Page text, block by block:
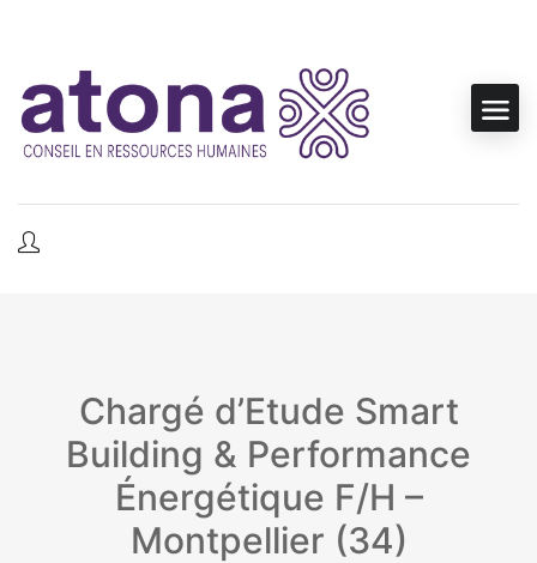
Chargé d’Etude Smart
Building & Performance
Énergétique F/H –
Montpellier (34)